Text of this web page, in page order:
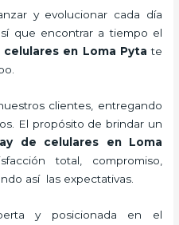
y evolucionar cada día
que encontrar a tiempo el
celulares en Loma Pyta te
clientes, entregando
El propósito de brindar un
de celulares en Loma
total, compromiso,
así las expectativas.
y posicionada en el